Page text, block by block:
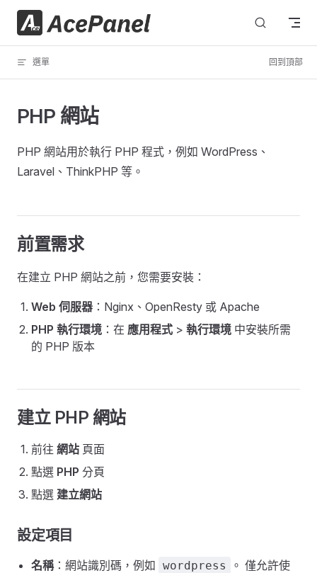
跳轉到內容
選單 回到頂部
PHP 網站
PHP 網站用於執行 PHP 程式，例如 WordPress、
Laravel、ThinkPHP 等。
前置需求
在建立 PHP 網站之前，您需要安裝：
Web 伺服器 ：Nginx、OpenResty 或 Apache
PHP 執行環境 ：在 應用程式 > 執行環境 中安裝所需
的 PHP 版本
建立 PHP 網站
前往 網站 頁面
點選 PHP 分頁
點選 建立網站
設定項目
名稱：網站識別碼，例如 wordpress
。 僅允許使